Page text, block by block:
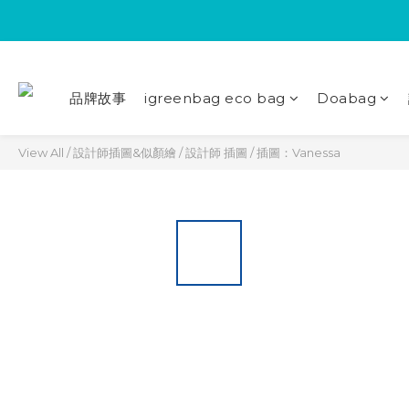
品牌故事 igreenbag eco bag Doabag
View All /設計師插圖&似顏繪 /設計師 插圖 /插圖：Vanessa